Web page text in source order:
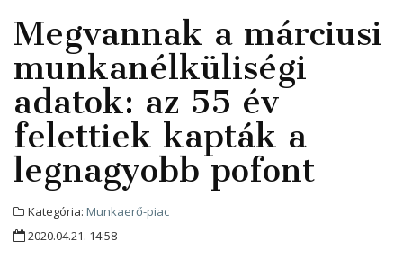
Megvannak a márciusi
munkanélküliségi
adatok: az 55 év
felettiek kapták a
legnagyobb pofont
Kategória: Munkaerő-piac
2020.04.21. 14:58